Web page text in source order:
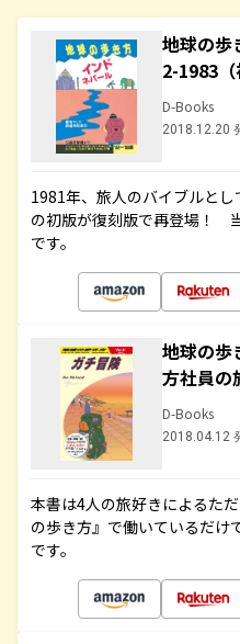
地球の歩
2-1983（
D-Books
2018.12.20
1981年、旅人のバイブルと
の初版が復刻版で再登場！
です。
地球の歩
方社員の
D-Books
2018.04.12
本書は4人の旅好きによるた
の歩き方』で働いているだけ
です。